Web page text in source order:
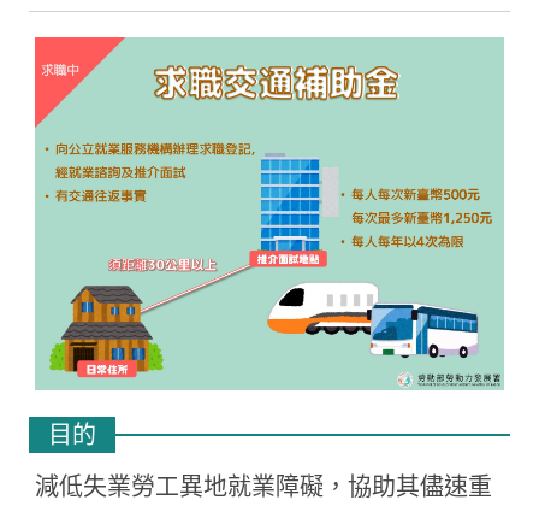
目的
減低失業勞工異地就業障礙，協助其儘速重